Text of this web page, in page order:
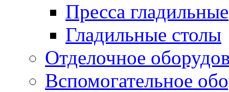
Пресса гладильные
Гладильные столы
Отделочное
Вспомогательное